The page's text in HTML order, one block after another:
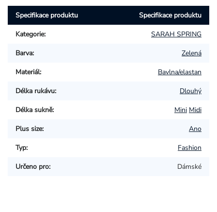
Specifikace produktu Specifikace produktu
Kategorie: SARAH SPRING
Barva: Zelená
Materiál: Bavlna/elastan
Délka rukávu: Dlouhý
Délka sukně: Mini Midi
Plus size: Ano
Typ: Fashion
Určeno pro: Dámské